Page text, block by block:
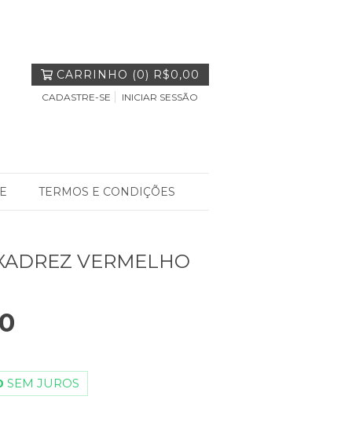
CARRINHO (0) R$0,00
CADASTRE-SE INICIAR SESSÃO
TERMOS E CONDIÇÕES
VERMELHO
SEM JUROS